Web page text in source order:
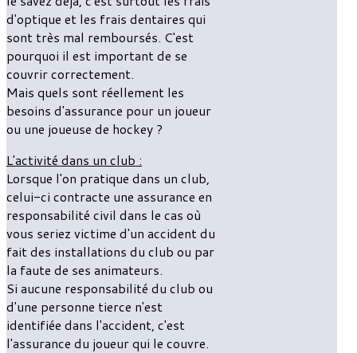
d'optique et les frais dentaires qui
sont très mal remboursés. C'est
pourquoi il est important de se
couvrir correctement.
Mais quels sont réellement les
besoins d'assurance pour un joueur
ou une joueuse de hockey ?
L'activité dans un club :
Lorsque l'on pratique dans un club,
celui-ci contracte une assurance en
responsabilité civil dans le cas où
vous seriez victime d'un accident du
fait des installations du club ou par
la faute de ses animateurs.
Si aucune responsabilité du club ou
d'une personne tierce n'est
identifiée dans l'accident, c'est
l'assurance du joueur qui le couvre.